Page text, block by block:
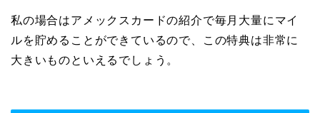
私の場合はアメックスカードの紹介で毎月大量にマイ
ルを貯めることができているので、この特典は非常に
大きいものといえるでしょう。